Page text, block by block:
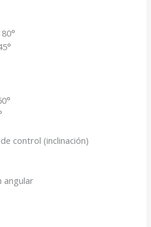
control (inclinación)
angular